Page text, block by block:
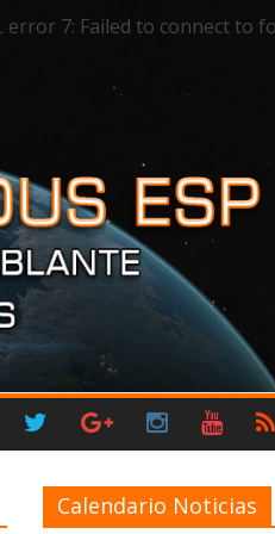
7: Failed to connect to
Calendario Noticias